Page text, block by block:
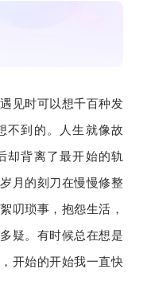
见时可以想千百种发
不到的。人生就像故
却背离了最开始的轨
月的刻刀在慢慢修整
叨琐事，抱怨生活，
疑。有时候总在想是
开始的开始我一直快